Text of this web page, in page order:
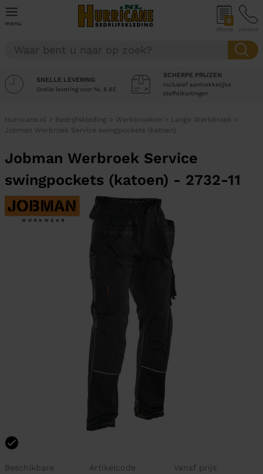
menu 0
offerte contact
SNELLE LEVERING
Snelle levering voor NL & BE
SCHERPE PRIJZEN
Inclusief aantrekkelijke
staffelkortingen
Hurricane.nl > Bedrijfskleding > Werkbroeken > Lange Werkbroek >
Jobman Werbroek Service swingpockets (katoen)
Jobman Werbroek Service
swingpockets (katoen) - 2732-11
Beschikbare
Artikelcode Vanaf prijs